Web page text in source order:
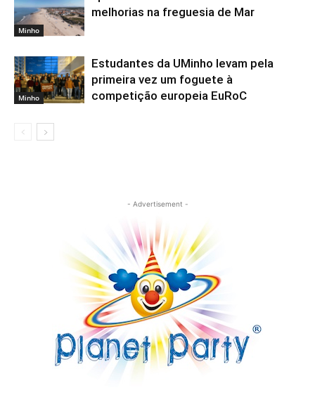
Minho
melhorias na freguesia de Mar
Minho
Estudantes da UMinho levam pela
primeira vez um foguete à
competição europeia EuRoC
- Advertisement -